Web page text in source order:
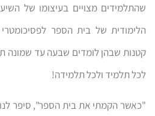
שהתלמידים מצויים בעיצומו של
הלימודית של בית הספר
קטנות שבהן לומדים שבעה עד שמונה
לכל תלמיד ולכל תלמידה!
"כאשר הקמתי את בית הספר", סיפר לנו